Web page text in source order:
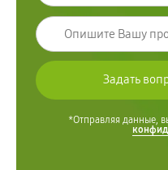
*Отправляя данные,